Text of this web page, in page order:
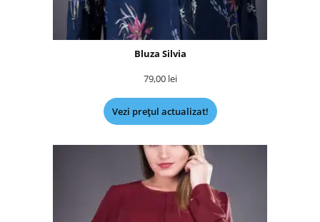
Bluza Silvia
79,00 lei
Vezi prețul actualizat!